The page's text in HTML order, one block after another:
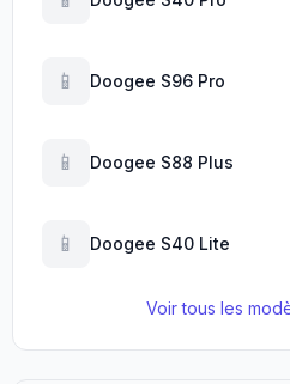
📱 Doogee S96 Pro
📱 Doogee S88 Plus
📱 Doogee S40 Lite
Voir tous les